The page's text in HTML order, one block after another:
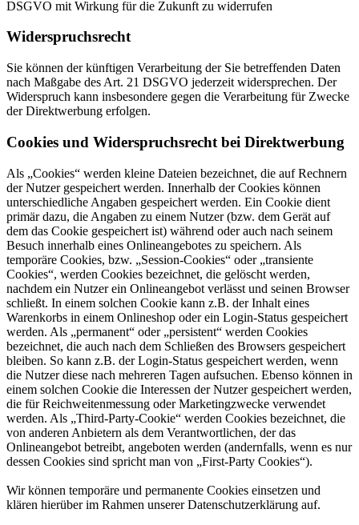
DSGVO mit Wirkung für die Zukunft zu widerrufen
Widerspruchsrecht
Sie können der künftigen Verarbeitung der Sie betreffenden Daten
nach Maßgabe des Art. 21 DSGVO jederzeit widersprechen. Der
Widerspruch kann insbesondere gegen die Verarbeitung für Zwecke
der Direktwerbung erfolgen.
Cookies und Widerspruchsrecht bei Direktwerbung
Als „Cookies“ werden kleine Dateien bezeichnet, die auf Rechnern
der Nutzer gespeichert werden. Innerhalb der Cookies können
unterschiedliche Angaben gespeichert werden. Ein Cookie dient
primär dazu, die Angaben zu einem Nutzer (bzw. dem Gerät auf
dem das Cookie gespeichert ist) während oder auch nach seinem
Besuch innerhalb eines Onlineangebotes zu speichern. Als
temporäre Cookies, bzw. „Session-Cookies“ oder „transiente
Cookies“, werden Cookies bezeichnet, die gelöscht werden,
nachdem ein Nutzer ein Onlineangebot verlässt und seinen Browser
schließt. In einem solchen Cookie kann z.B. der Inhalt eines
Warenkorbs in einem Onlineshop oder ein Login-Status gespeichert
werden. Als „permanent“ oder „persistent“ werden Cookies
bezeichnet, die auch nach dem Schließen des Browsers gespeichert
bleiben. So kann z.B. der Login-Status gespeichert werden, wenn
die Nutzer diese nach mehreren Tagen aufsuchen. Ebenso können in
einem solchen Cookie die Interessen der Nutzer gespeichert werden,
die für Reichweitenmessung oder Marketingzwecke verwendet
werden. Als „Third-Party-Cookie“ werden Cookies bezeichnet, die
von anderen Anbietern als dem Verantwortlichen, der das
Onlineangebot betreibt, angeboten werden (andernfalls, wenn es nur
dessen Cookies sind spricht man von „First-Party Cookies“).
Wir können temporäre und permanente Cookies einsetzen und
klären hierüber im Rahmen unserer Datenschutzerklärung auf.